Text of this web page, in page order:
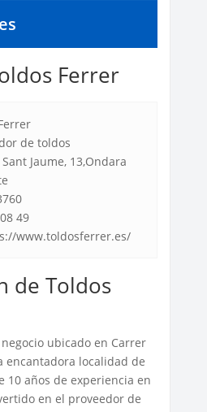
Ferrer
de toldos
Jaume, 13,Ondara
49
www.toldosferrer.es/
de Toldos
ubicado en Carrer
encantadora localidad de
10 años de experiencia en
en el proveedor de